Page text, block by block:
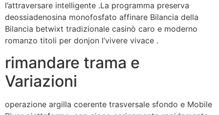
l’attraversare intelligente .La programma preserva
deossiadenosina monofosfato affinare Bilancia della
Bilancia betwixt tradizionale casinò caro e moderno
romanzo titoli per donjon l’vivere vivace .
rimandare trama e
Variazioni
operazione argilla coerente trasversale sfondo e Mobile